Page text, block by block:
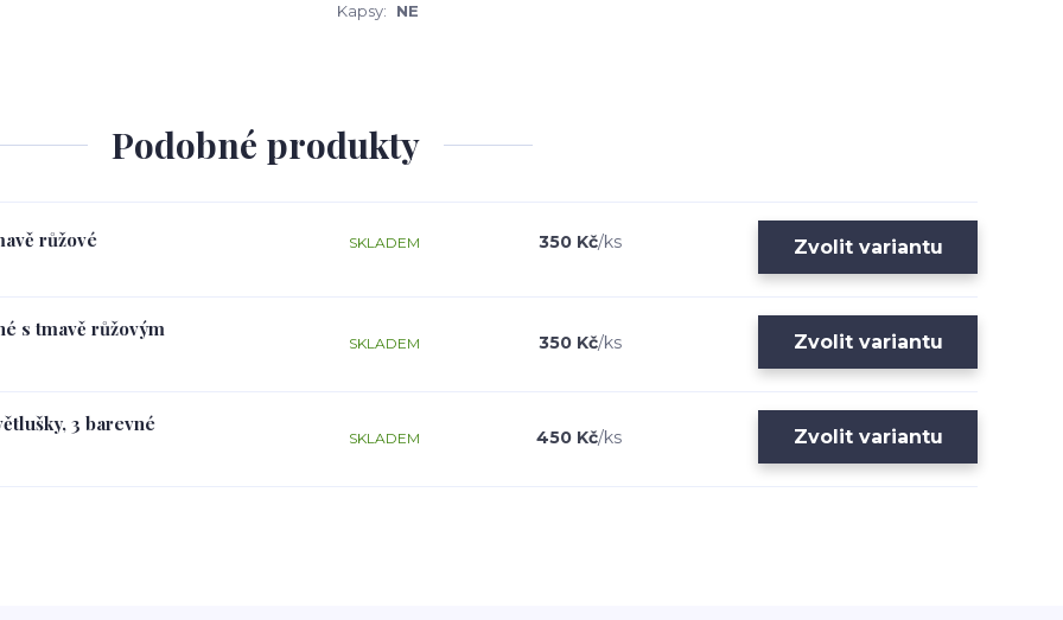
Kapsy: NE
Podobné produkty
růžové 350 Kč/ks
SKLADEM Zvolit variantu
s tmavě růžovým
350 Kč/ks
SKLADEM Zvolit variantu
3 barevné
450 Kč/ks
SKLADEM Zvolit variantu